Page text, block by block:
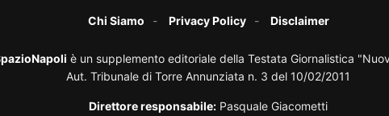
Chi Siamo Privacy Policy Disclaimer
è un supplemento editoriale della Testata Giornalistica
Aut. Tribunale di Torre Annunziata n. 3 del 10/02/2011
Direttore responsabile: Pasquale Giacometti